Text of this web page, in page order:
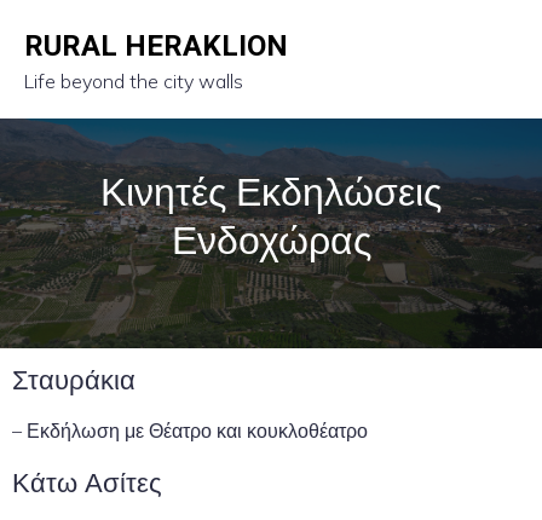
RURAL HERAKLION
Life beyond the city walls
Κινητές Εκδηλώσεις
Ενδοχώρας
Σταυράκια
– Εκδήλωση με Θέατρο και κουκλοθέατρο
Κάτω Ασίτες